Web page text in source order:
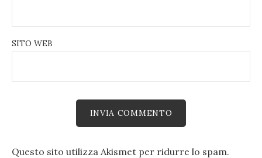
SITO WEB
Questo sito utilizza Akismet per ridurre lo spam.